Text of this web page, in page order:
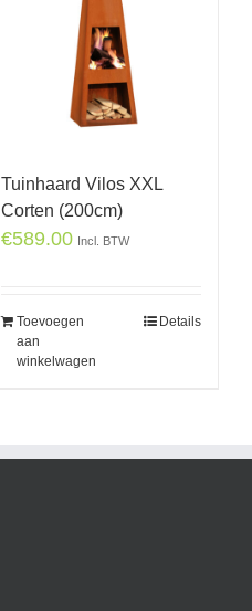
Tuinhaard Vilos XXL
Corten (200cm)
€589.00 Incl. BTW
Toevoegen
aan
winkelwagen
Details